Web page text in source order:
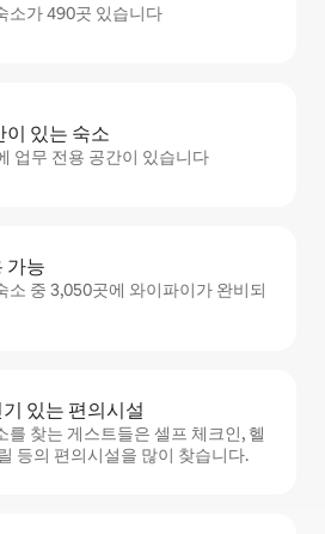
소가 490곳 있습니다
이 있는 숙소
업무 전용 공간이 있습니다
가능
소 중 3,050곳에 와이파이가 완비되
있는 편의시설
를 찾는 게스트들은 셀프 체크인, 헬
등의 편의시설을 많이 찾습니다.